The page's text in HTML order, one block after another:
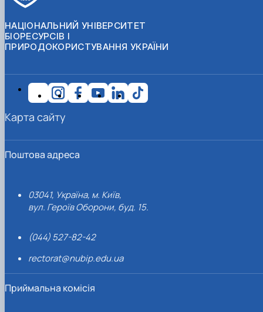
НАЦІОНАЛЬНИЙ УНІВЕРСИТЕТ
БІОРЕСУРСІВ І
ПРИРОДОКОРИСТУВАННЯ УКРАЇНИ
Поштова адреса
03041, Україна, м. Київ,
вул. Героїв Оборони, буд. 15.
(044) 527-82-42
rectorat@nubip.edu.ua
Приймальна комісія
Карта сайту